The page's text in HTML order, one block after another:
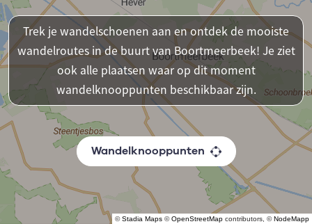
©Stadia Maps ©OpenStreetMap contributors, ©NodeMapp
Trek je wandelschoenen aan en ontdek de mooiste
wandelroutes in de buurt van Boortmeerbeek! Je ziet
ook alle plaatsen waar op dit moment
wandelknooppunten beschikbaar zijn.
Wandelknooppunten